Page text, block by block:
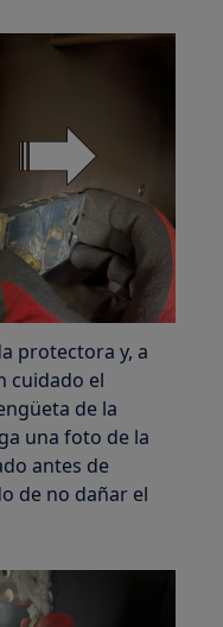
protectora y, a
cuidado el
de la
una foto de la
antes de
de no dañar el